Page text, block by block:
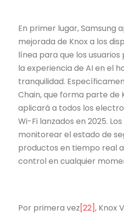
En primer lugar, Samsung
mejorada de Knox a los
línea para que los
la experiencia de AI en el
tranquilidad.
Chain, que forma parte de
aplicará a todos los
Wi-Fi lanzados en 2025.
monitorear el estado de
productos en tiempo real
control en cualquier
Por primera vez[22], Knox